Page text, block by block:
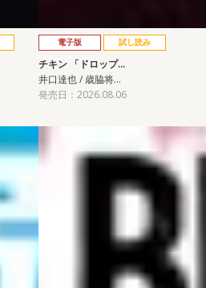
電子版 試し読み
チキン 「ドロップ…
井口達也 / 歳脇将…
発売日：2026.08.06